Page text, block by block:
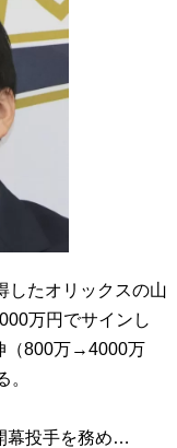
たオリックスの山
万円でサインし
（800万→4000万
幕投手を務め…